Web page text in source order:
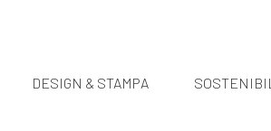
DESIGN & STAMPA